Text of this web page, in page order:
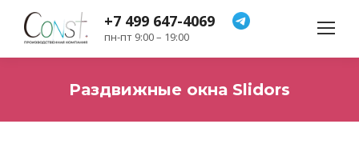
+7 499 647-4069
пн-пт 9:00 – 19:00
Раздвижные окна Slidors